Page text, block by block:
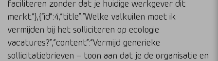
faciliteren zonder dat je huidige werkgever dit
merkt.”},{“id”:4,”title”:”Welke valkuilen moet ik
vermijden bij het solliciteren op ecologie
vacatures?”,”content”:”Vermijd generieke
sollicitatiebrieven – toon aan dat je de organisatie en